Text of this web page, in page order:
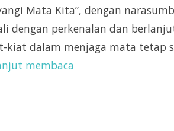
Mata Kita”, dengan
dengan perkenalan dan
dalam menjaga mata tetap
membaca